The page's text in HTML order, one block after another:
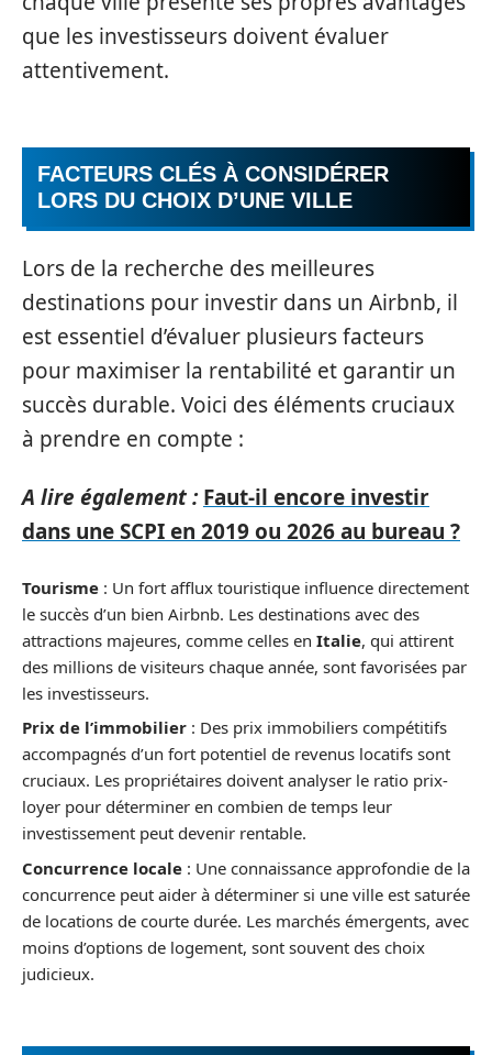
que les investisseurs doivent évaluer
attentivement.
FACTEURS CLÉS À CONSIDÉRER
LORS DU CHOIX D’UNE VILLE
Lors de la recherche des meilleures
destinations pour investir dans un Airbnb, il
est essentiel d’évaluer plusieurs facteurs
pour maximiser la rentabilité et garantir un
succès durable. Voici des éléments cruciaux
à prendre en compte :
A lire également : Faut-il encore investir
dans une SCPI en 2019 ou 2026 au bureau ?
Tourisme : Un fort afflux touristique influence directement
le succès d’un bien Airbnb. Les destinations avec des
attractions majeures, comme celles en Italie, qui attirent
des millions de visiteurs chaque année, sont favorisées par
les investisseurs.
Prix de l’immobilier : Des prix immobiliers compétitifs
accompagnés d’un fort potentiel de revenus locatifs sont
cruciaux. Les propriétaires doivent analyser le ratio prix-
loyer pour déterminer en combien de temps leur
investissement peut devenir rentable.
Concurrence locale : Une connaissance approfondie de la
concurrence peut aider à déterminer si une ville est saturée
de locations de courte durée. Les marchés émergents, avec
moins d’options de logement, sont souvent des choix
judicieux.